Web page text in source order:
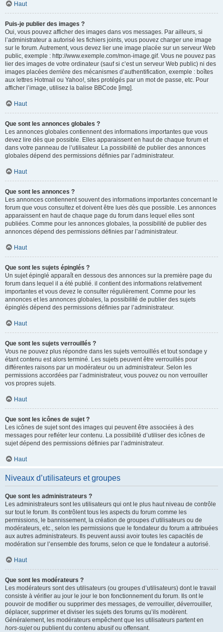
Haut
Puis-je publier des images ?
Oui, vous pouvez afficher des images dans vos messages. Par ailleurs, si
l’administrateur a autorisé les fichiers joints, vous pouvez charger une image
sur le forum. Autrement, vous devez lier une image placée sur un serveur Web
public, exemple : http://www.exemple.com/mon-image.gif. Vous ne pouvez pas
lier des images de votre ordinateur (sauf si c’est un serveur Web public) ni des
images placées derrière des mécanismes d’authentification, exemple : boîtes
aux lettres Hotmail ou Yahoo!, sites protégés par un mot de passe, etc. Pour
afficher l’image, utilisez la balise BBCode [img].
Haut
Que sont les annonces globales ?
Les annonces globales contiennent des informations importantes que vous
devez lire dès que possible. Elles apparaissent en haut de chaque forum et
dans votre panneau de l’utilisateur. La possibilité de publier des annonces
globales dépend des permissions définies par l’administrateur.
Haut
Que sont les annonces ?
Les annonces contiennent souvent des informations importantes concernant le
forum que vous consultez et doivent être lues dès que possible. Les annonces
apparaissent en haut de chaque page du forum dans lequel elles sont
publiées. Comme pour les annonces globales, la possibilité de publier des
annonces dépend des permissions définies par l’administrateur.
Haut
Que sont les sujets épinglés ?
Un sujet épinglé apparaît en dessous des annonces sur la première page du
forum dans lequel il a été publié. il contient des informations relativement
importantes et vous devez le consulter régulièrement. Comme pour les
annonces et les annonces globales, la possibilité de publier des sujets
épinglés dépend des permissions définies par l’administrateur.
Haut
Que sont les sujets verrouillés ?
Vous ne pouvez plus répondre dans les sujets verrouillés et tout sondage y
étant contenu est alors terminé. Les sujets peuvent être verrouillés pour
différentes raisons par un modérateur ou un administrateur. Selon les
permissions accordées par l’administrateur, vous pouvez ou non verrouiller
vos propres sujets.
Haut
Que sont les icônes de sujet ?
Les icônes de sujet sont des images qui peuvent être associées à des
messages pour refléter leur contenu. La possibilité d’utiliser des icônes de
sujet dépend des permissions définies par l’administrateur.
Haut
Niveaux d’utilisateurs et groupes
Que sont les administrateurs ?
Les administrateurs sont les utilisateurs qui ont le plus haut niveau de contrôle
sur tout le forum. Ils contrôlent tous les aspects du forum comme les
permissions, le bannissement, la création de groupes d’utilisateurs ou de
modérateurs, etc., selon les permissions que le fondateur du forum a attribuées
aux autres administrateurs. Ils peuvent aussi avoir toutes les capacités de
modération sur l’ensemble des forums, selon ce que le fondateur a autorisé.
Haut
Que sont les modérateurs ?
Les modérateurs sont des utilisateurs (ou groupes d’utilisateurs) dont le travail
consiste à vérifier au jour le jour le bon fonctionnement du forum. Ils ont le
pouvoir de modifier ou supprimer des messages, de verrouiller, déverrouiller,
déplacer, supprimer et diviser les sujets des forums qu’ils modèrent.
Généralement, les modérateurs empêchent que les utilisateurs partent en
hors-sujetou publient du contenu abusif ou offensant.